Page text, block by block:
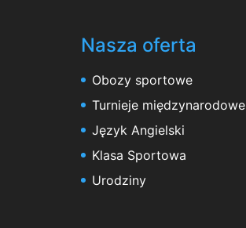
Nasza oferta
Obozy sportowe
Turnieje międzynarodowe
Język Angielski
Klasa Sportowa
Urodziny